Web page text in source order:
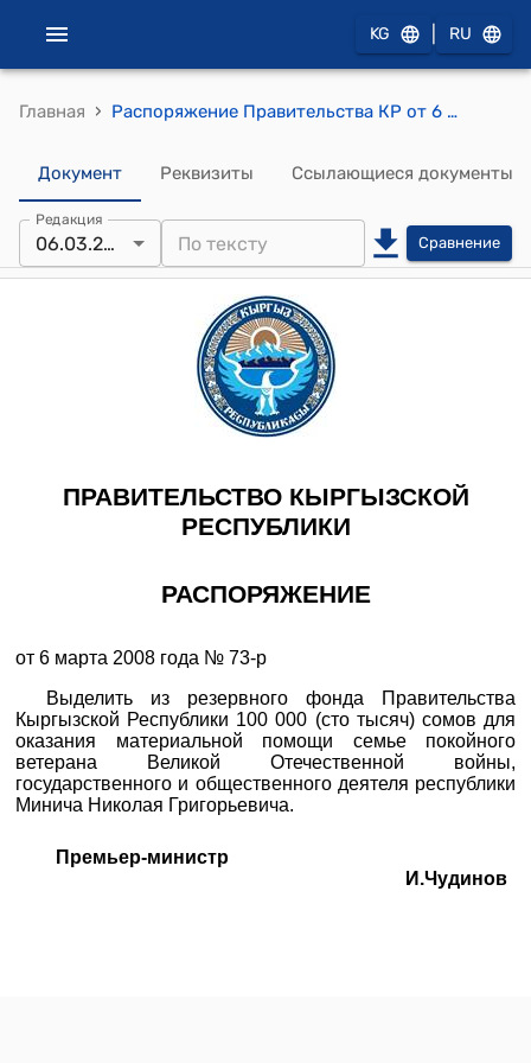
KG RU
Главная › Распоряжение Правительства КР от 6 марта 2008 года № 73-р (Об оказания материальной помощи семье покойного ветерана Великой Отечественной войны)
Документ Реквизиты Ссылающиеся документы
Редакция
06.03.2008 Сравнение